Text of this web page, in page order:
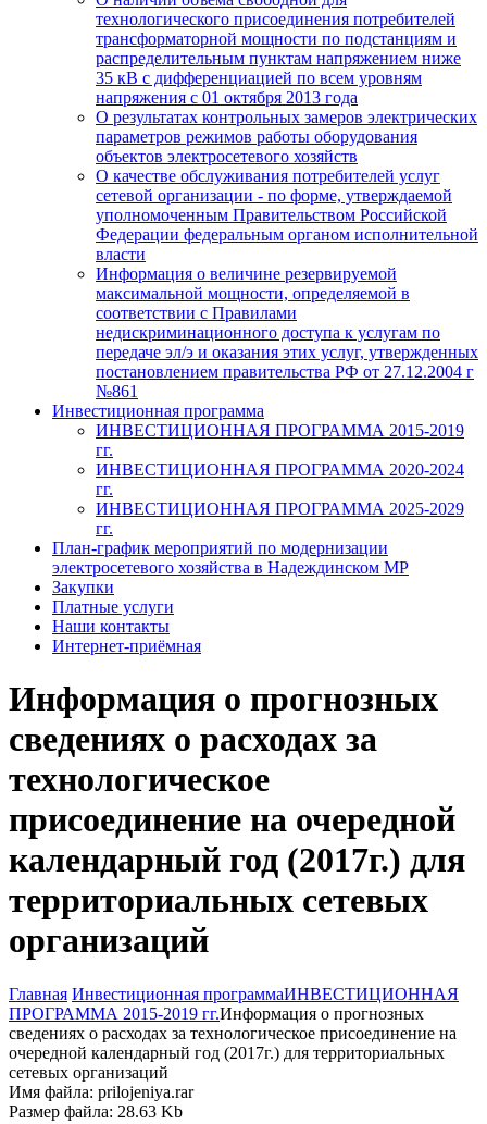
технологического присоединения потребителей
трансформаторной мощности по подстанциям и
распределительным пунктам напряжением ниже
35 кВ с дифференциацией по всем уровням
напряжения с 01 октября 2013 года
О результатах контрольных замеров электрических
параметров режимов работы оборудования
объектов электросетевого хозяйств
О качестве обслуживания потребителей услуг
сетевой организации - по форме, утверждаемой
уполномоченным Правительством Российской
Федерации федеральным органом исполнительной
власти
Информация о величине резервируемой
максимальной мощности, определяемой в
соответствии с Правилами
недискриминационного доступа к услугам по
передаче эл/э и оказания этих услуг, утвержденных
постановлением правительства РФ от 27.12.2004 г
№861
Инвестиционная программа
ИНВЕСТИЦИОННАЯ ПРОГРАММА 2015-2019
гг.
ИНВЕСТИЦИОННАЯ ПРОГРАММА 2020-2024
гг.
ИНВЕСТИЦИОННАЯ ПРОГРАММА 2025-2029
гг.
План-график мероприятий по модернизации
электросетевого хозяйства в Надеждинском МР
Закупки
Платные услуги
Наши контакты
Интернет-приёмная
Информация о прогнозных
сведениях о расходах за
технологическое
присоединение на очередной
календарный год (2017г.) для
территориальных сетевых
организаций
Главная Инвестиционная программаИНВЕСТИЦИОННАЯ
ПРОГРАММА 2015-2019 гг.Информация о прогнозных
сведениях о расходах за технологическое присоединение на
очередной календарный год (2017г.) для территориальных
сетевых организаций
Имя файла: prilojeniya.rar
Размер файла: 28.63 Kb